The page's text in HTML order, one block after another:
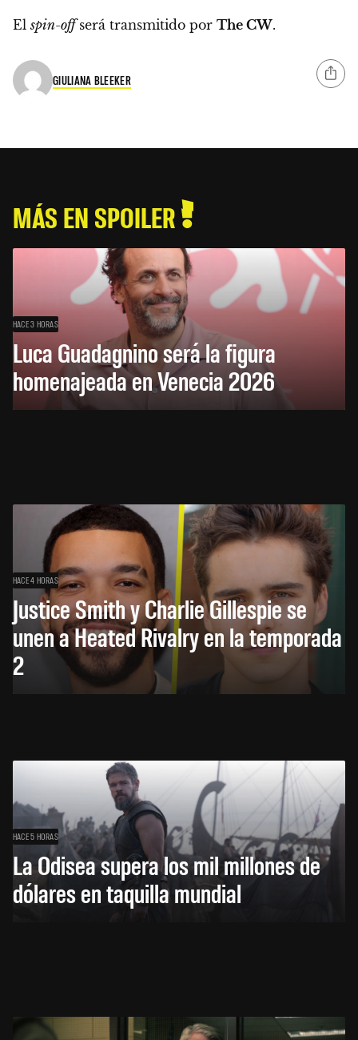
Elspin-offserá transmitido por The CW.
GIULIANA BLEEKER
MÁS EN SPOILER
HACE 3 HORAS
Luca Guadagnino será la figura
homenajeada en Venecia 2026
HACE 4 HORAS
Justice Smith y Charlie Gillespie se
unen a Heated Rivalry en la temporada
2
HACE 5 HORAS
La Odisea supera los mil millones de
dólares en taquilla mundial